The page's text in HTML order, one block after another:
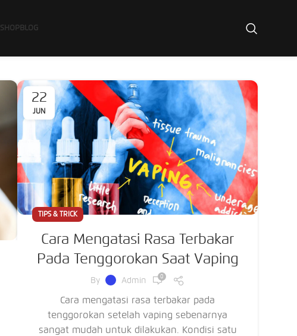
SHOPBLOG
22
JUN
TIPS & TRICK
Cara Mengatasi Rasa Terbakar
Pada Tenggorokan Saat Vaping
By Admin 0
Cara mengatasi rasa terbakar pada
tenggorokan setelah vaping sebenarnya
sangat mudah untuk dilakukan. Kondisi satu